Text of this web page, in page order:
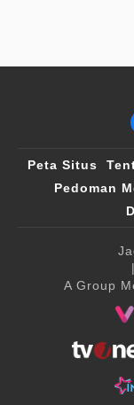
Peta Situs
Pedoman
A Group